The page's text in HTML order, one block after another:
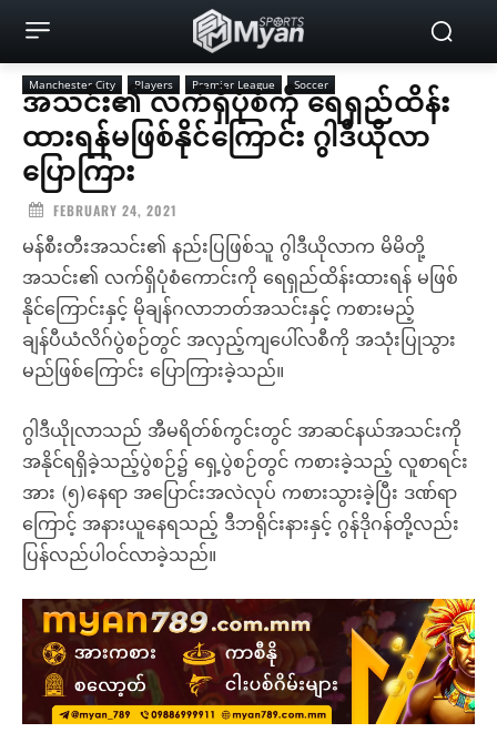
Manchester City Players Premier League Soccer
အသင်း၏ လက်ရှိပုံစံကို ရေရှည်ထိန်း
ထားရန်မဖြစ်နိုင်ကြောင်း ဂွါဒီယိုလာ
ပြောကြား
FEBRUARY 24, 2021
မန်စီးတီးအသင်း၏ နည်းပြဖြစ်သူ ဂွါဒီယိုလာက မိမိတို့
အသင်း၏ လက်ရှိပုံစံကောင်းကို ရေရှည်ထိန်းထားရန် မဖြစ်
နိုင်ကြောင်းနှင့် မိုချန်ဂလာဘတ်အသင်းနှင့် ကစားမည့်
ချန်ပီယံလိဂ်ပွဲစဉ်တွင် အလှည့်ကျပေါ်လစီကို အသုံးပြုသွား
မည်ဖြစ်ကြောင်း ပြောကြားခဲ့သည်။
ဂွါဒီယိုုလာသည် အီမရိတ်စ်ကွင်းတွင် အာဆင်နယ်အသင်းကို
အနိုင်ရရှိခဲ့သည့်ပွဲစဉ်၌ ရှေ့ပွဲစဉ်တွင် ကစားခဲ့သည့် လူစာရင်း
အား (၅)နေရာ အပြောင်းအလဲလုပ် ကစားသွားခဲ့ပြီး ဒဏ်ရာ
ကြောင့် အနားယူနေရသည့် ဒီဘရိုင်းနားနှင့် ဂွန်ဒိုဂန်တို့လည်း
ပြန်လည်ပါဝင်လာခဲ့သည်။